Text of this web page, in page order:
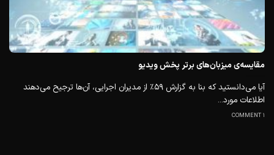
مقایسه‌ی میزبان‌های برتر پخش ویدیو
آیا می‌دانستید که بنا به گزارش ۵۹٪ از مدیران اجرایی، آن‌ها ترجیح می‌دهند
اطلاعات مورد...
1 COMMENT